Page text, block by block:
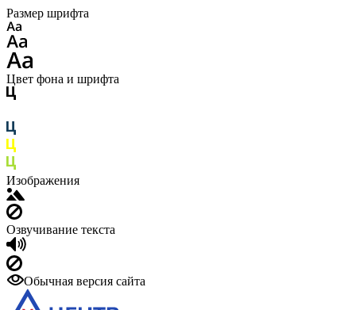
Размер шрифта
Цвет фона и шрифта
Изображения
Озвучивание текста
Обычная версия сайта